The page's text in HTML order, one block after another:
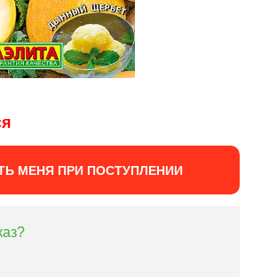
МЕНЯ ПРИ ПОСТУПЛЕНИИ